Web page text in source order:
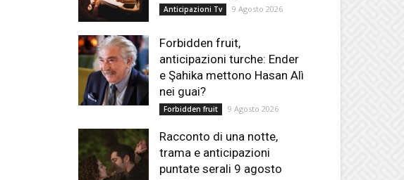
Anticipazioni Tv 9 Agosto 2026
Forbidden fruit,
anticipazioni turche: Ender
e Şahika mettono Hasan Alì
nei guai?
Forbidden fruit 9 Agosto 2026
Racconto di una notte,
trama e anticipazioni
puntate serali 9 agosto